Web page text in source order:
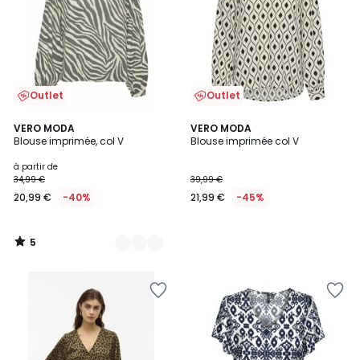
Outlet
VERO MODA
Blouse imprimée, col V
à partir de
34,99 €
20,99 € -40%
5
/
2
Couleurs
5
/
Outlet
VERO MODA
Blouse imprimée col V
39,99 €
21,99 € -45%